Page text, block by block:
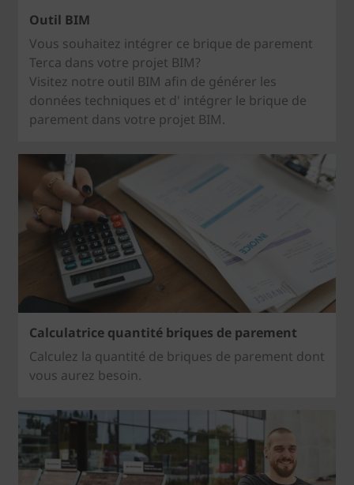
Outil BIM
Vous souhaitez intégrer ce brique de parement
Terca dans votre projet BIM?
Visitez notre outil BIM afin de générer les
données techniques et d' intégrer le brique de
parement dans votre projet BIM.
Calculatrice quantité briques de parement
Calculez la quantité de briques de parement dont
vous aurez besoin.